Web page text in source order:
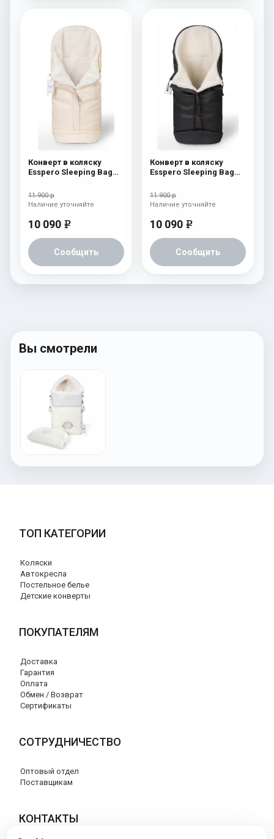
Конверт в коляску
Esspero Sleeping Bag
100% шерсть) Beige
11 900 р
10 090 e
Сообщить
Наличие уточняйте
Конверт в коляску
Esspero Sleeping Bag
100% шерсть) Black
11 900 р
10 090 e
Сообщить
Наличие уточняйте
Вы смотрели
ТОП КАТЕГОРИИ
Коляски
Автокресла
Постельное белье
Детские конверты
ПОКУПАТЕЛЯМ
Доставка
Гарантия
Оплата
Обмен / Возврат
Сертификаты
СОТРУДНИЧЕСТВО
Оптовый отдел
Поставщикам
КОНТАКТЫ